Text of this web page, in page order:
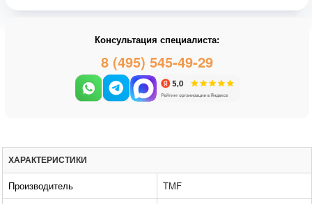
Консультация специалиста:
8 (495) 545-49-29
ХАРАКТЕРИСТИКИ
Производитель
TMF